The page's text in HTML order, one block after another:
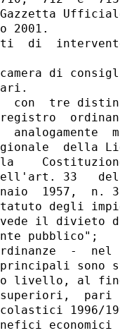
2001.
di
di
con  tre
della
33   del
1957,
degli
il divieto
pubblico";
-  nel
sono
livello, al
1996/